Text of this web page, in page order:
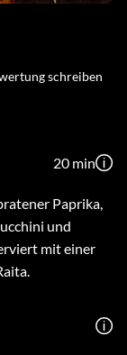
schreiben
20 min
Paprika,
und
mit einer